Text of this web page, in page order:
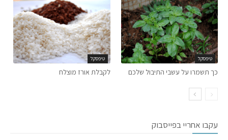
טיפסקל
כך תשמרו על עשבי התיבול שלכם
טיפסקל
לקבלת אורז מוצלח
עקבו אחריי בפייסבוק